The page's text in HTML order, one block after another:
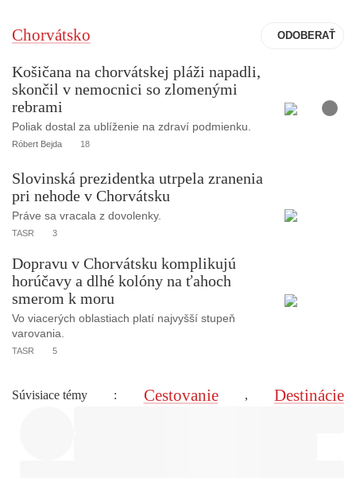
Chorvátsko
o
t
Košičana na chorvátskej pláži napadli,
skončil v nemocnici so zlomenými
rebrami
Poliak dostal za ublíženie na zdraví podmienku.
Róbert Bejda 18
Slovinská prezidentka utrpela zranenia
pri nehode v Chorvátsku
Práve sa vracala z dovolenky.
TASR 3
Dopravu v Chorvátsku komplikujú
horúčavy a dlhé kolóny na ťahoch
smerom k moru
Vo viacerých oblastiach platí najvyšší stupeň
varovania.
TASR 5
Súvisiace témy : Cestovanie , Destinácie